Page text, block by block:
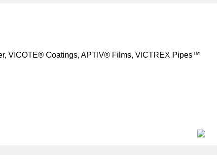
VICOTE® Coatings, APTIV® Films, VICTREX Pipes™